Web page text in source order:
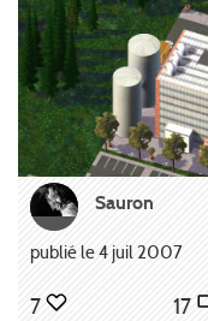
Sauron
publié le 4 juil 2007
7 17